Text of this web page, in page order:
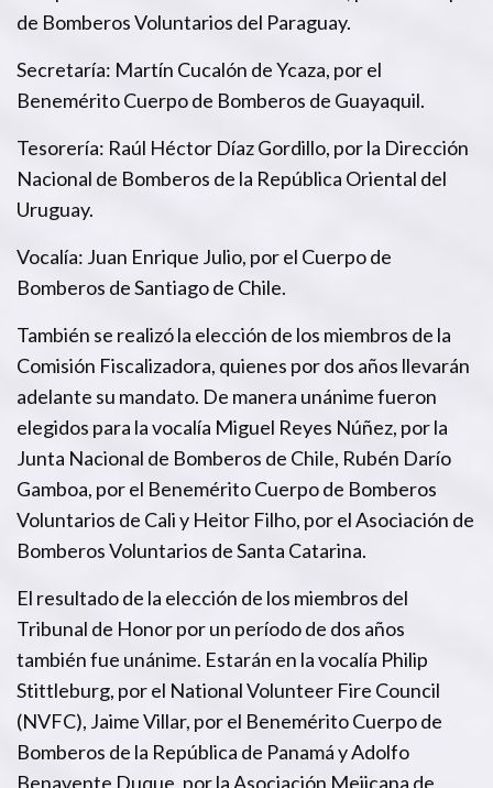
de Bomberos Voluntarios del Paraguay.
Secretaría: Martín Cucalón de Ycaza, por el
Benemérito Cuerpo de Bomberos de Guayaquil.
Tesorería: Raúl Héctor Díaz Gordillo, por la Dirección
Nacional de Bomberos de la República Oriental del
Uruguay.
Vocalía: Juan Enrique Julio, por el Cuerpo de
Bomberos de Santiago de Chile.
También se realizó la elección de los miembros de la
Comisión Fiscalizadora, quienes por dos años llevarán
adelante su mandato. De manera unánime fueron
elegidos para la vocalía Miguel Reyes Núñez, por la
Junta Nacional de Bomberos de Chile, Rubén Darío
Gamboa, por el Benemérito Cuerpo de Bomberos
Voluntarios de Cali y Heitor Filho, por el Asociación de
Bomberos Voluntarios de Santa Catarina.
El resultado de la elección de los miembros del
Tribunal de Honor por un período de dos años
también fue unánime. Estarán en la vocalía Philip
Stittleburg, por el National Volunteer Fire Council
(NVFC), Jaime Villar, por el Benemérito Cuerpo de
Bomberos de la República de Panamá y Adolfo
Benavente Duque, por la Asociación Mejicana de